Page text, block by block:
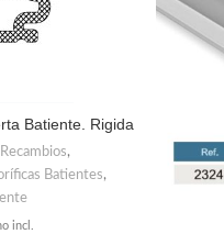
Batiente. Rigida
Recambios,
Batientes,
incl.